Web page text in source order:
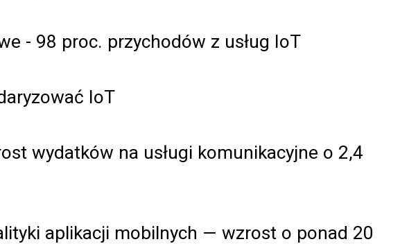
- 98 proc. przychodów z usług IoT
IoT
wydatków na usługi komunikacyjne o 2,4
aplikacji mobilnych — wzrost o ponad 20